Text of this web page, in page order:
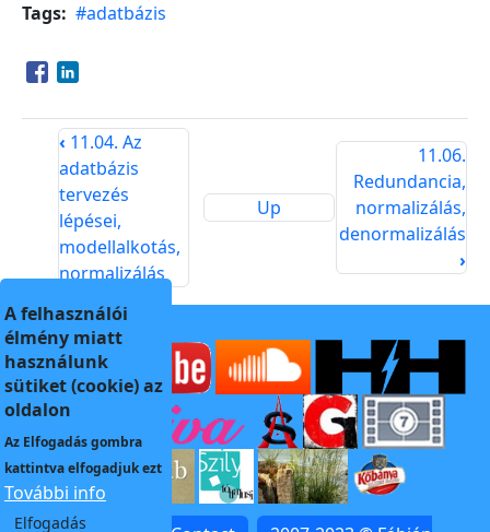
Tags #adatbázis
Opens in a new window
Opens in a new window
‹ 11.04. Az
adatbázis
tervezés
lépései,
modellalkotás,
normalizálás
Up
11.06.
Redundancia,
normalizálás,
denormalizálás
›
A felhasználói
élmény miatt
használunk
sütiket (cookie) az
oldalon
Az Elfogadásgombra
kattintva elfogadjuk ezt
További info
Elfogadás